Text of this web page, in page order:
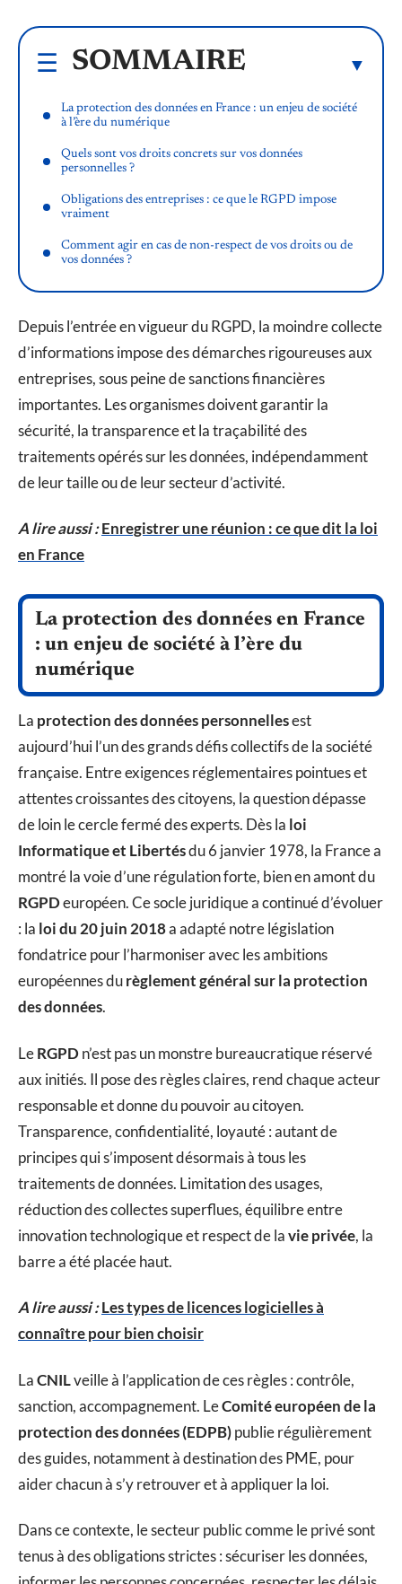
SOMMAIRE
La protection des données en France : un enjeu de société
à l’ère du numérique
Quels sont vos droits concrets sur vos données
personnelles ?
Obligations des entreprises : ce que le RGPD impose
vraiment
Comment agir en cas de non-respect de vos droits ou de
vos données ?
Depuis l’entrée en vigueur du RGPD, la moindre collecte
d’informations impose des démarches rigoureuses aux
entreprises, sous peine de sanctions financières
importantes. Les organismes doivent garantir la
sécurité, la transparence et la traçabilité des
traitements opérés sur les données, indépendamment
de leur taille ou de leur secteur d’activité.
A lire aussi :Enregistrer une réunion : ce que dit la loi
en France
La protection des données en France
: un enjeu de société à l’ère du
numérique
La protection des données personnellesest
aujourd’hui l’un des grands défis collectifs de la société
française. Entre exigences réglementaires pointues et
attentes croissantes des citoyens, la question dépasse
de loin le cercle fermé des experts. Dès la loi
Informatique et Libertésdu 6 janvier 1978, la France a
montré la voie d’une régulation forte, bien en amont du
RGPDeuropéen. Ce socle juridique a continué d’évoluer
: la loi du 20 juin 2018a adapté notre législation
fondatrice pour l’harmoniser avec les ambitions
européennes durèglement général sur la protection
des données.
LeRGPDn’est pas un monstre bureaucratique réservé
aux initiés. Il pose des règles claires, rend chaque acteur
responsable et donne du pouvoir au citoyen.
Transparence, confidentialité, loyauté : autant de
principes qui s’imposent désormais à tous les
traitements de données. Limitation des usages,
réduction des collectes superflues, équilibre entre
innovation technologique et respect de lavie privée, la
barre a été placée haut.
A lire aussi :Les types de licences logicielles à
connaître pour bien choisir
LaCNILveille à l’application de ces règles : contrôle,
sanction, accompagnement. LeComité européen de la
protection des données (EDPB)publie régulièrement
des guides, notamment à destination des PME, pour
aider chacun à s’y retrouver et à appliquer la loi.
Dans ce contexte, le secteur public comme le privé sont
tenus à des obligations strictes : sécuriser les données,